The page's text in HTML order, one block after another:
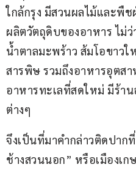
ใกล้กรุง มีสวนผลไม้และพื
ผลิตวัตถุดิบของอาหาร ไม่
น้ำตาลมะพร้าว ส้มโอขาว
สารพิษ รวมถึงอาหารอุตส
อาหารทะเลที่สดใหม่ มีร้า
ต่างๆ
จึงเป็นที่มาคำกล่าวติดปาก
ช้างสวนนอก” หรือเมืองเก